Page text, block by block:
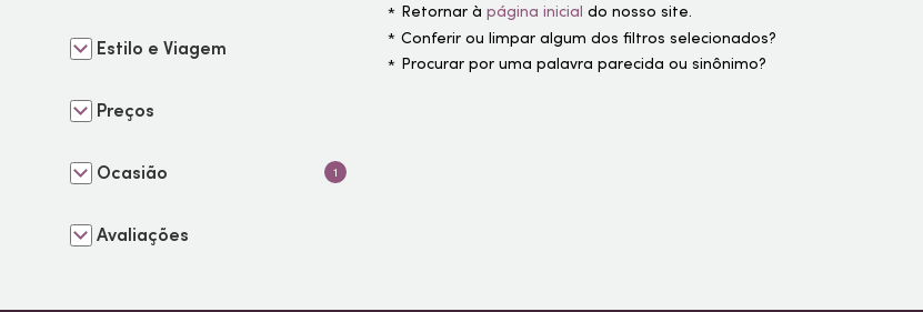
Retornar àpágina inicial do nosso site.
Conferir ou limpar algum dos filtros selecionados?
Procurar por uma palavra parecida ou sinônimo?
Estilo e Viagem
Preços
Ocasião 1
Avaliações